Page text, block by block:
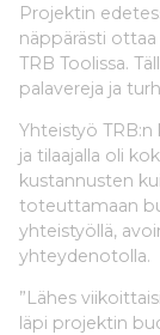
Projektin
näppärästi
TRB Toolissa.
palavereja ja
Yhteistyö
ja tilaajalla oli
kustannusten
toteuttamaan
yhteistyöllä,
yhteydenotolla.
”Lähes
läpi projektin